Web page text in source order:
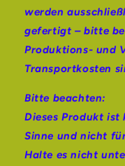
werden
gefertigt – bitte
Produktions- und
Transportkosten
Bitte beachten:
Dieses Produkt ist
Sinne und nicht
Halte es nicht